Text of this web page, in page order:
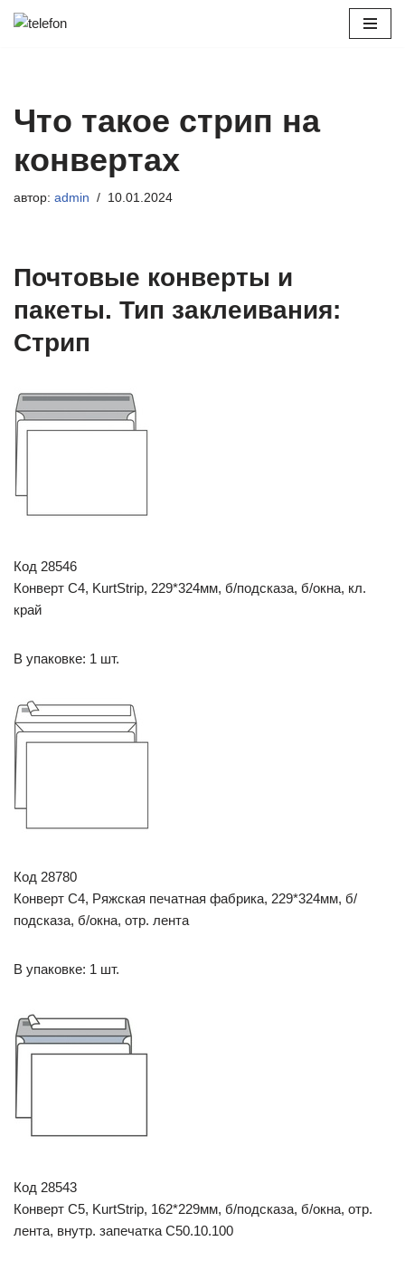
Что такое стрип на
конвертах
автор: admin 10.01.2024
Почтовые конверты и
пакеты. Тип заклеивания:
Стрип
Код 28546
Конверт C4, KurtStrip, 229*324мм, б/подсказа, б/окна, кл.
край
В упаковке: 1 шт.
Код 28780
Конверт C4, Ряжская печатная фабрика, 229*324мм, б/
подсказа, б/окна, отр. лента
В упаковке: 1 шт.
Код 28543
Конверт C5, KurtStrip, 162*229мм, б/подсказа, б/окна, отр.
лента, внутр. запечатка С50.10.100